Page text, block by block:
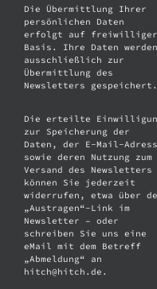
Die Übermittlung Ihrer
persönlichen Daten
erfolgt auf freiwilliger
Basis. Ihre Daten werden
ausschließlich zur
Übermittlung des
Newsletters gespeichert.
Die erteilte
zur Speicherung der
Daten, der E-Mail-
sowie deren Nutzung zum
Versand des Newsletters
können Sie jederzeit
widerrufen, etwa über
„Austragen“-Link im
Newsletter – oder
schreiben Sie uns eine
eMail mit dem Betreff
„Abmeldung“ an
hitch@hitch.de.